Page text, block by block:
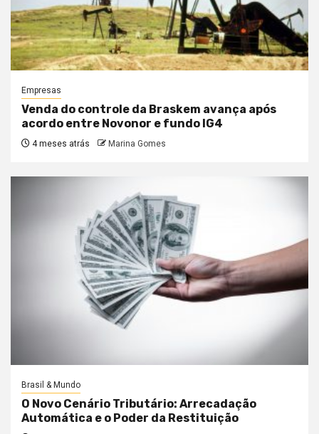
Empresas
Venda do controle da Braskem avança após
acordo entre Novonor e fundo IG4
4 meses atrás Marina Gomes
Brasil & Mundo
O Novo Cenário Tributário: Arrecadação
Automática e o Poder da Restituição